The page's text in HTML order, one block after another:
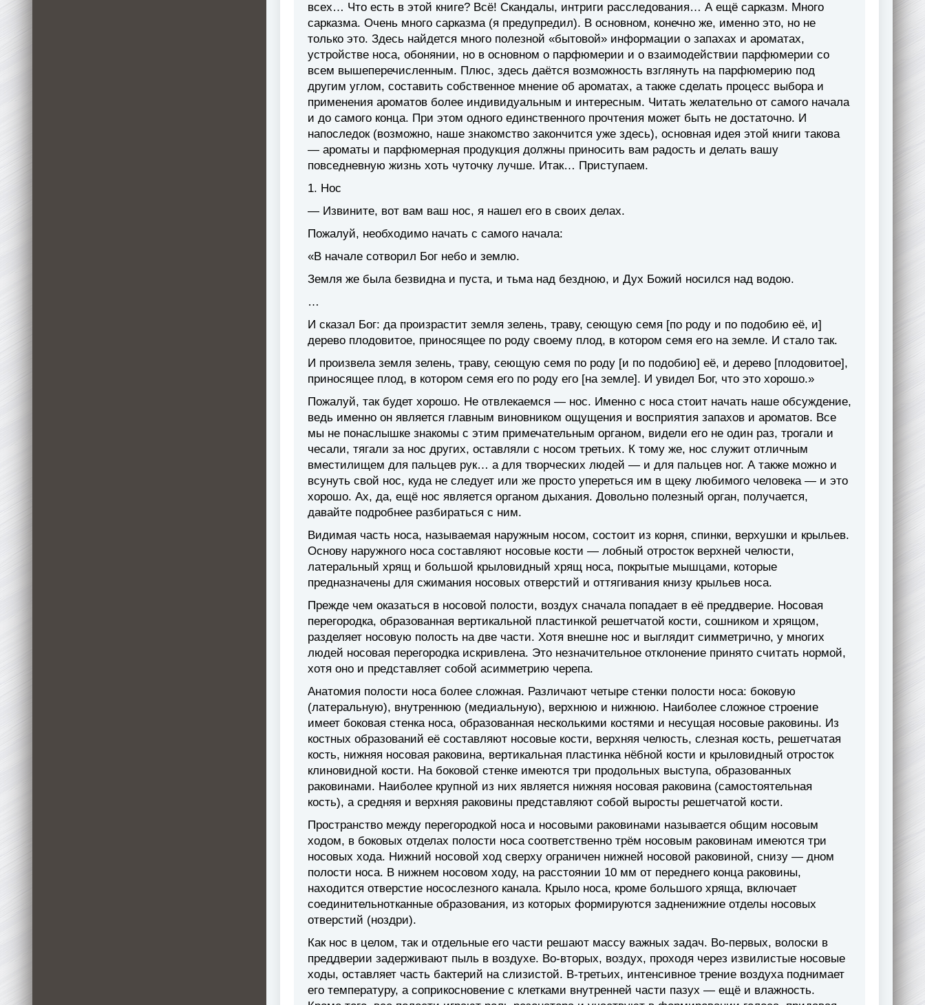
всех… Что есть в этой книге? Всё! Скандалы, интриги расследования… А ещё сарказм. Много
сарказма. Очень много сарказма (я предупредил). В основном, конечно же, именно это, но не
только это. Здесь найдется много полезной «бытовой» информации о запахах и ароматах,
устройстве носа, обонянии, но в основном о парфюмерии и о взаимодействии парфюмерии со
всем вышеперечисленным. Плюс, здесь даётся возможность взглянуть на парфюмерию под
другим углом, составить собственное мнение об ароматах, а также сделать процесс выбора и
применения ароматов более индивидуальным и интересным. Читать желательно от самого начала
и до самого конца. При этом одного единственного прочтения может быть не достаточно. И
напоследок (возможно, наше знакомство закончится уже здесь), основная идея этой книги такова
— ароматы и парфюмерная продукция должны приносить вам радость и делать вашу
повседневную жизнь хоть чуточку лучше. Итак… Приступаем.
1. Нос
— Извините, вот вам ваш нос, я нашел его в своих делах.
Пожалуй, необходимо начать с самого начала:
«В начале сотворил Бог небо и землю.
Земля же была безвидна и пуста, и тьма над бездною, и Дух Божий носился над водою.
…
И сказал Бог: да произрастит земля зелень, траву, сеющую семя [по роду и по подобию её, и]
дерево плодовитое, приносящее по роду своему плод, в котором семя его на земле. И стало так.
И произвела земля зелень, траву, сеющую семя по роду [и по подобию] её, и дерево [плодовитое],
приносящее плод, в котором семя его по роду его [на земле]. И увидел Бог, что это хорошо.»
Пожалуй, так будет хорошо. Не отвлекаемся — нос. Именно с носа стоит начать наше обсуждение,
ведь именно он является главным виновником ощущения и восприятия запахов и ароматов. Все
мы не понаслышке знакомы с этим примечательным органом, видели его не один раз, трогали и
чесали, тягали за нос других, оставляли с носом третьих. К тому же, нос служит отличным
вместилищем для пальцев рук… а для творческих людей — и для пальцев ног. А также можно и
всунуть свой нос, куда не следует или же просто упереться им в щеку любимого человека — и это
хорошо. Ах, да, ещё нос является органом дыхания. Довольно полезный орган, получается,
давайте подробнее разбираться с ним.
Видимая часть носа, называемая наружным носом, состоит из корня, спинки, верхушки и крыльев.
Основу наружного носа составляют носовые кости — лобный отросток верхней челюсти,
латеральный хрящ и большой крыловидный хрящ носа, покрытые мышцами, которые
предназначены для сжимания носовых отверстий и оттягивания книзу крыльев носа.
Прежде чем оказаться в носовой полости, воздух сначала попадает в её преддверие. Носовая
перегородка, образованная вертикальной пластинкой решетчатой кости, сошником и хрящом,
разделяет носовую полость на две части. Хотя внешне нос и выглядит симметрично, у многих
людей носовая перегородка искривлена. Это незначительное отклонение принято считать нормой,
хотя оно и представляет собой асимметрию черепа.
Анатомия полости носа более сложная. Различают четыре стенки полости носа: боковую
(латеральную), внутреннюю (медиальную), верхнюю и нижнюю. Наиболее сложное строение
имеет боковая стенка носа, образованная несколькими костями и несущая носовые раковины. Из
костных образований её составляют носовые кости, верхняя челюсть, слезная кость, решетчатая
кость, нижняя носовая раковина, вертикальная пластинка нёбной кости и крыловидный отросток
клиновидной кости. На боковой стенке имеются три продольных выступа, образованных
раковинами. Наиболее крупной из них является нижняя носовая раковина (самостоятельная
кость), а средняя и верхняя раковины представляют собой выросты решетчатой кости.
Пространство между перегородкой носа и носовыми раковинами называется общим носовым
ходом, в боковых отделах полости носа соответственно трём носовым раковинам имеются три
носовых хода. Нижний носовой ход сверху ограничен нижней носовой раковиной, снизу — дном
полости носа. В нижнем носовом ходу, на расстоянии 10 мм от переднего конца раковины,
находится отверстие носослезного канала. Крыло носа, кроме большого хряща, включает
соединительнотканные образования, из которых формируются задненижние отделы носовых
отверстий (ноздри).
Как нос в целом, так и отдельные его части решают массу важных задач. Во-первых, волоски в
преддверии задерживают пыль в воздухе. Во-вторых, воздух, проходя через извилистые носовые
ходы, оставляет часть бактерий на слизистой. В-третьих, интенсивное трение воздуха поднимает
его температуру, а соприкосновение с клетками внутренней части пазух — ещё и влажность.